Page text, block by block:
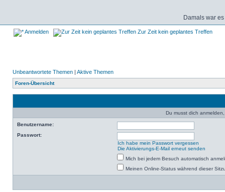
Damals war
Anmelden Zur Zeit kein geplantes Treffen
Unbeantwortete Themen | Aktive Themen
Foren-Übersicht
Du musst dich
Benutzername:
Passwort:
Ich habe mein Passwort vergessen
Die Aktivierungs-E-Mail erneut senden
Mich bei jedem Besuch automatisch
Meinen Online-Status während dieser